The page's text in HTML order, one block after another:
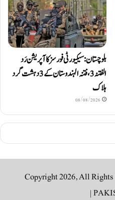
بلوچستان: سیکیورٹی فورسز کا آپریشن رَد
الفتنہ 3، فتنہ الہندوستان کے 3 دہشت گرد
ہلاک
08/08/2026
|